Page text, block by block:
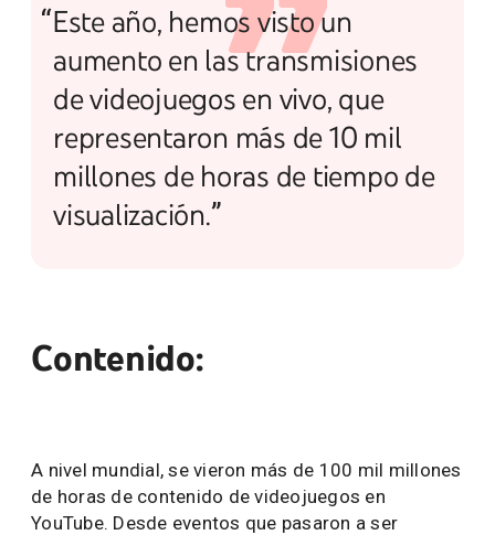
“Este año, hemos visto un
aumento en las transmisiones
de videojuegos en vivo, que
representaron más de 10 mil
millones de horas de tiempo de
visualización.”
Contenido:
A nivel mundial, se vieron más de 100 mil millones
de horas de contenido de videojuegos en
YouTube. Desde eventos que pasaron a ser